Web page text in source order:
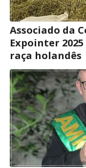
Associado da
Expointer
raça holandês